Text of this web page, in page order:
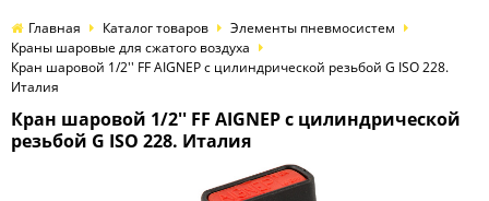
Главная Каталог товаров
Элементы пневмосистем
Краны шаровые для сжатого воздуха
Кран шаровой 1/2'' FF AIGNEP с цилиндрической резьбой G ISO 228.
Италия
Кран шаровой 1/2'' FF AIGNEP с цилиндрической
резьбой G ISO 228. Италия